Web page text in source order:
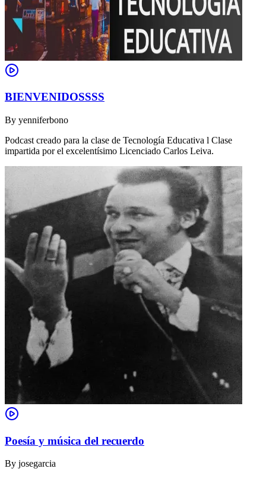
BIENVENIDOSSSS
By yenniferbono
Podcast creado para la clase de Tecnología Educativa l Clase
impartida por el excelentísimo Licenciado Carlos Leiva.
Poesía y música del recuerdo
By josegarcia